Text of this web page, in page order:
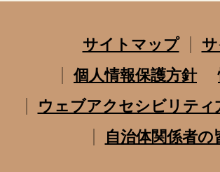
サイトマップ
個人情報保護方針
ウェブアクセシビリティ
自治体関係者の